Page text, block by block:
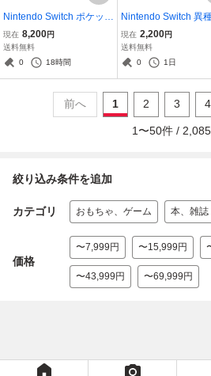
Nintendo Switch ポケット
モンスター スカーレッ
ト ゼロの秘宝 ソフトの
み
現在 8,200円
送料無料
0
18時間
Nintendo Switch 異
王図鑑バトルコロシ
ソフトのみ
現在 2,200円
送料無料
0
1日
前へ 1 2 3 4
1 〜50件 / 2,085
絞り込み条件を追加
カテゴリ おもちゃ、ゲーム 本、雑誌
価格
〜7,999円 〜15,999円
〜43,999円 〜69,999円